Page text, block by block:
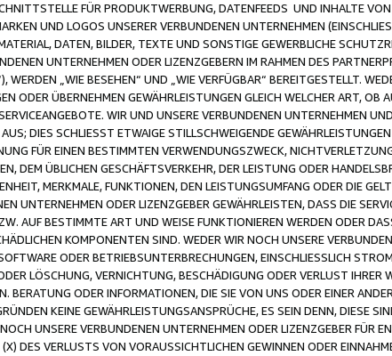
FÜR PRODUKTWERBUNG, DATENFEEDS UND INHALTE
UND LOGOS UNSERER VERBUNDENEN UNTERNEHMEN
DATEN, BILDER, TEXTE UND SONSTIGE GEWERBLICHE
UNTERNEHMEN ODER LIZENZGEBERN IM RAHMEN DES
WERDEN „WIE BESEHEN“ UND „WIE VERFÜGBAR“ BEREITGESTELLT.
ODER ÜBERNEHMEN GEWÄHRLEISTUNGEN GLEICH WELCHER ART, OB
WIR UND UNSERE VERBUNDENEN UNTERNEHMEN
DIES SCHLIESST ETWAIGE STILLSCHWEIGENDE
FÜR EINEN BESTIMMTEN VERWENDUNGSZWECK,
DEM ÜBLICHEN GESCHÄFTSVERKEHR, DER LEISTUNG ODER
MERKMALE, FUNKTIONEN, DEN LEISTUNGSUMFANG ODER DIE
UNTERNEHMEN ODER LIZENZGEBER GEWÄHRLEISTEN, DASS DIE
AUF BESTIMMTE ART UND WEISE FUNKTIONIEREN WERDEN ODER
KOMPONENTEN SIND. WEDER WIR NOCH UNSERE
ODER BETRIEBSUNTERBRECHUNGEN, EINSCHLIESSLICH
LÖSCHUNG, VERNICHTUNG, BESCHÄDIGUNG ODER VERLUST IHRER
ODER INFORMATIONEN, DIE SIE VON UNS ODER EINER
KEINE GEWÄHRLEISTUNGSANSPRÜCHE, ES SEIN DENN, DIESE
UNSERE VERBUNDENEN UNTERNEHMEN ODER LIZENZGEBER FÜR
DES VERLUSTS VON VORAUSSICHTLICHEN GEWINNEN ODER